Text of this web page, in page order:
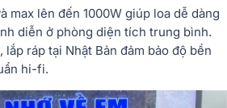
max lên đến 1000W giúp loa dễ dàng
diễn ở phòng diện tích trung bình.
ráp tại Nhật Bản đảm bảo độ bền
hi-fi.